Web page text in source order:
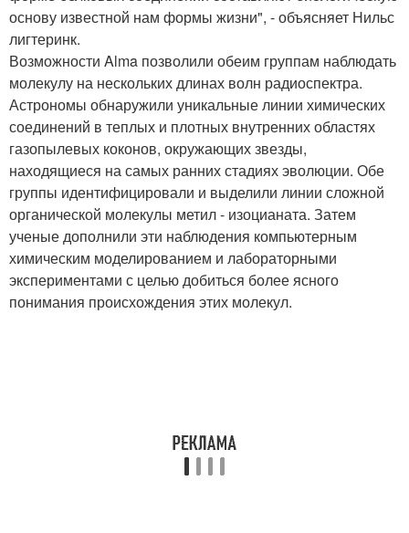
основу известной нам формы жизни", - объясняет Нильс
лигтеринк.
Возможности Alma позволили обеим группам наблюдать
молекулу на нескольких длинах волн радиоспектра.
Астрономы обнаружили уникальные линии химических
соединений в теплых и плотных внутренних областях
газопылевых коконов, окружающих звезды,
находящиеся на самых ранних стадиях эволюции. Обе
группы идентифицировали и выделили линии сложной
органической молекулы метил - изоцианата. Затем
ученые дополнили эти наблюдения компьютерным
химическим моделированием и лабораторными
экспериментами с целью добиться более ясного
понимания происхождения этих молекул.